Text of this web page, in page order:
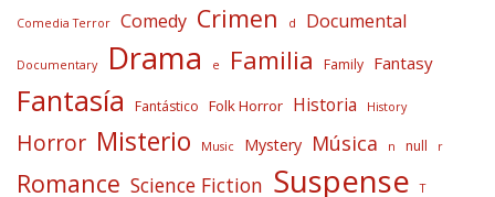
Comedia Terror Comedy Crimen d Documental
Documentary Drama e Familia Family Fantasy
Fantasía Fantástico Folk Horror Historia History
Horror Misterio Music Mystery Música n null r
Romance Science Fiction Suspense T